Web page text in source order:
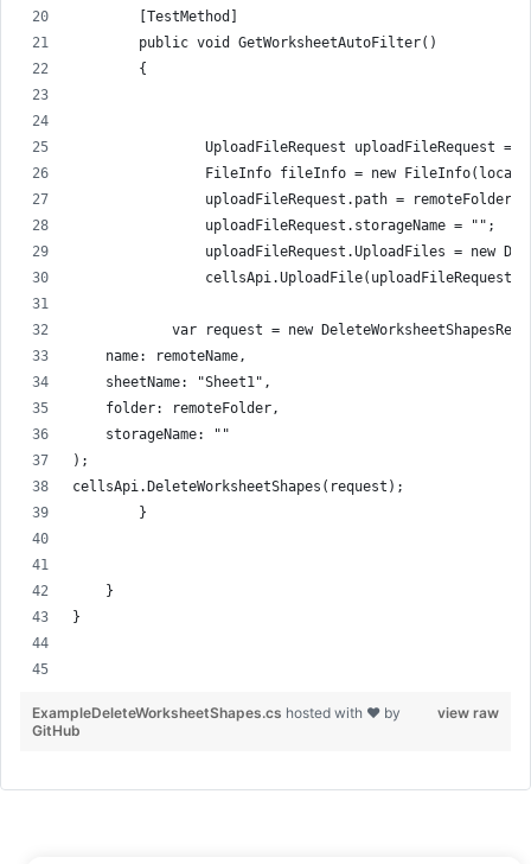
        [TestMethod]
        public void GetWorksheetAutoFilter()
        {
UploadFileRequest uploadFileRequest =
FileInfo fileInfo = new
uploadFileRequest.path = remoteFolder
                uploadFileRequest.storageName = "";
uploadFileRequest.UploadFiles = new
                cellsApi.UploadFile(uploadFileRequest);
var request = new
    name: remoteName,
    sheetName: "Sheet1",
    folder: remoteFolder,
    storageName: ""
);
cellsApi.DeleteWorksheetShapes(request);
        }
    }
}
view raw
ExampleDeleteWorksheetShapes.cs hosted with ❤ by
GitHub